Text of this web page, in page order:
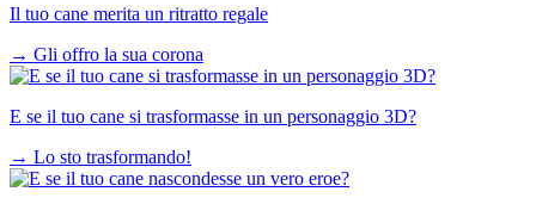
Il tuo cane merita un ritratto regale
→ Gli offro la sua corona
E se il tuo cane si trasformasse in un personaggio 3D?
→ Lo sto trasformando!